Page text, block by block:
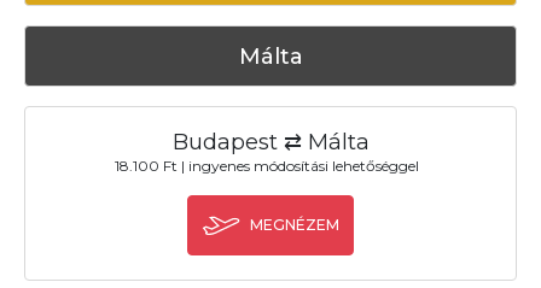
Málta
Budapest ⇄ Málta
18.100 Ft | ingyenes módosítási lehetőséggel
MEGNÉZEM